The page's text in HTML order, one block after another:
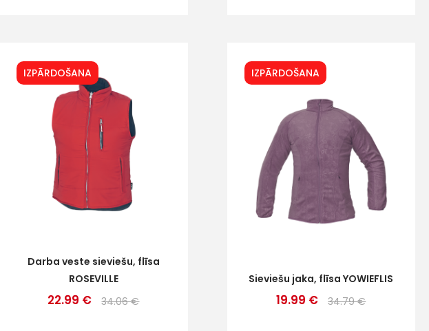
IZPĀRDOŠANA
Darba veste sieviešu, flīsa
ROSEVILLE
22.99 € 34.06 €
IZPĀRDOŠANA
Sieviešu jaka, flīsa YOWIEFLIS
19.99 € 34.79 €